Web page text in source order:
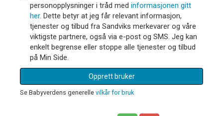
personopplysninger i tråd med informasjonen gitt
her. Dette betyr at jeg får relevant informasjon,
tjenester og tilbud fra Sandviks merkevarer og våre
viktigste partnere, også via e-post og SMS. Jeg kan
enkelt begrense eller stoppe alle tjenester og tilbud
på Min Side.
Opprett bruker
Se Babyverdens generelle vilkår for bruk